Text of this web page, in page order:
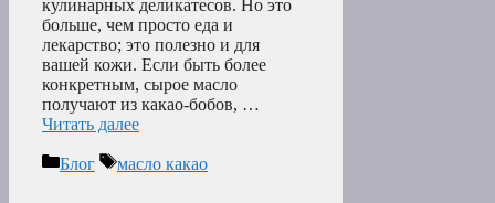
кулинарных деликатесов. Но это
больше, чем просто еда и
лекарство; это полезно и для
вашей кожи. Если быть более
конкретным, сырое масло
получают из какао-бобов, …
Читать далее
Рубрики
Блог Метки
масло какао